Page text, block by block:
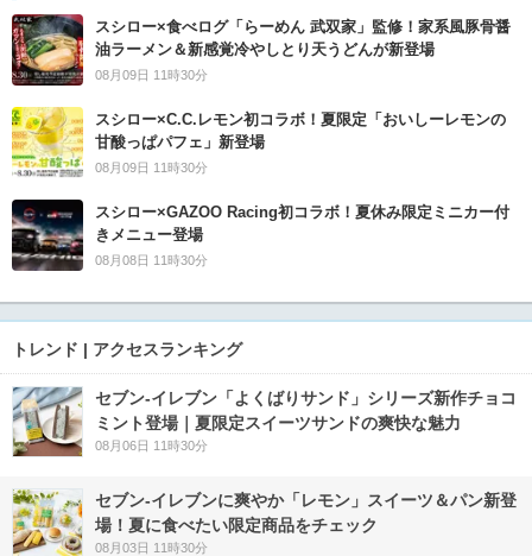
スシロー×食べログ「らーめん 武双家」監修！家系風豚骨醤
油ラーメン＆新感覚冷やしとり天うどんが新登場
08月09日 11時30分
スシロー×C.C.レモン初コラボ！夏限定「おいしーレモンの
甘酸っぱパフェ」新登場
08月09日 11時30分
スシロー×GAZOO Racing初コラボ！夏休み限定ミニカー付
きメニュー登場
08月08日 11時30分
トレンド | アクセスランキング
セブン‐イレブン「よくばりサンド」シリーズ新作チョコ
ミント登場｜夏限定スイーツサンドの爽快な魅力
08月06日 11時30分
セブン‐イレブンに爽やか「レモン」スイーツ＆パン新登
場！夏に食べたい限定商品をチェック
08月03日 11時30分